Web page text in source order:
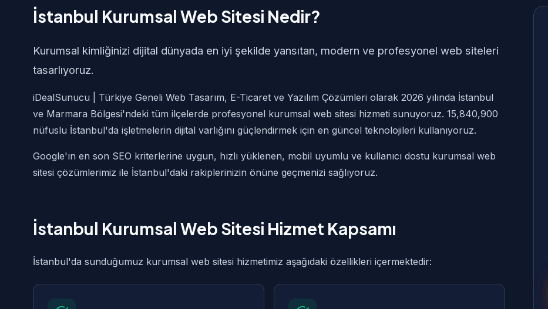
İstanbul Kurumsal Web Sitesi Nedir?
Kurumsal kimliğinizi dijital dünyada en iyi şekilde yansıtan, modern ve profesyonel web siteleri
tasarlıyoruz.
iDealSunucu | Türkiye Geneli Web Tasarım, E-Ticaret ve Yazılım Çözümleri olarak 2026 yılında İstanbul
ve Marmara Bölgesi'ndeki tüm ilçelerde profesyonel kurumsal web sitesi hizmeti sunuyoruz. 15,840,900
nüfuslu İstanbul'da işletmelerin dijital varlığını güçlendirmek için en güncel teknolojileri kullanıyoruz.
Google'ın en son SEO kriterlerine uygun, hızlı yüklenen, mobil uyumlu ve kullanıcı dostu kurumsal web
sitesi çözümlerimiz ile İstanbul'daki rakiplerinizin önüne geçmenizi sağlıyoruz.
İstanbul Kurumsal Web Sitesi Hizmet Kapsamı
İstanbul'da sunduğumuz kurumsal web sitesi hizmetimiz aşağıdaki özellikleri içermektedir: